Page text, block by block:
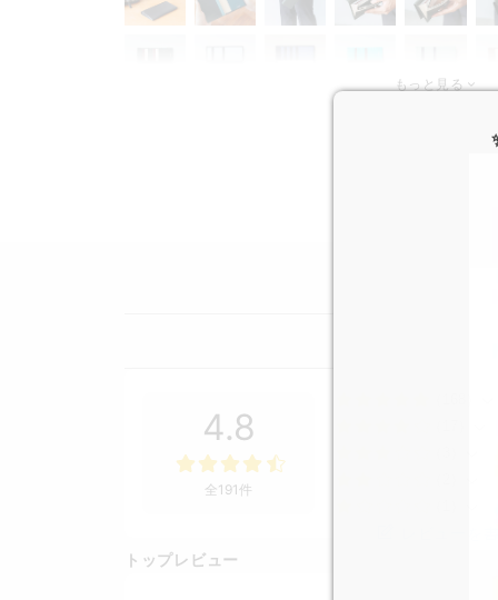
もっと見る
4.8
全191件
トップレビュー